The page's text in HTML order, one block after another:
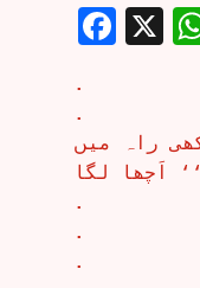
X
.
.
راہ میں
اَچھا لگا
.
.
.